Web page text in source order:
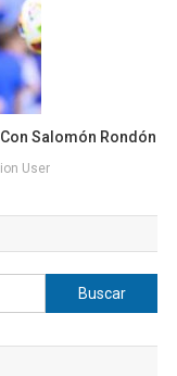
Salomón Rondón
User
Buscar: